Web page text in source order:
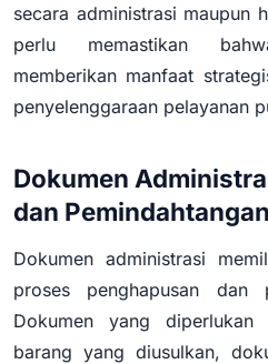
secara administrasi maupun
perlu memastikan
memberikan manfaat
penyelenggaraan pelayanan
Dokumen
dan
Dokumen administrasi
proses penghapusan dan
Dokumen yang
barang yang diusulkan,